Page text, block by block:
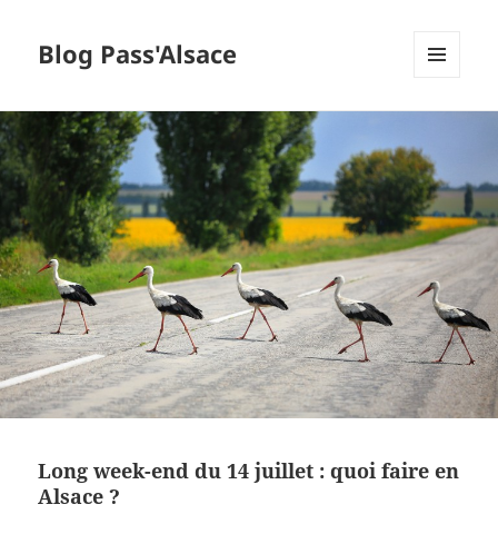
Blog Pass'Alsace
Long week-end du 14 juillet : quoi faire en
Alsace ?